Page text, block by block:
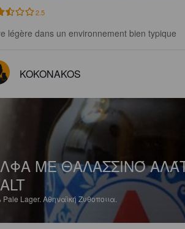
2.5
légère dans un environnement bien typique
KOKONAKOS
ΜΕ ΘΑΛΑΣΣΙΝΌ
Pale Lager. Αθηναϊκή Ζυθοποιια.